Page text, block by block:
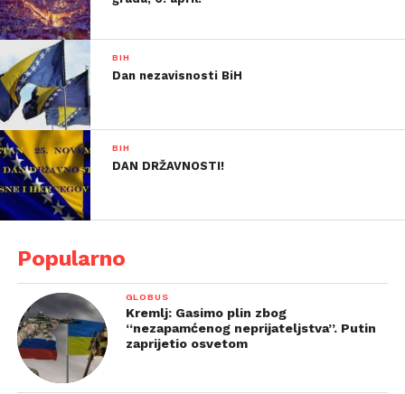
BIH
Dan nezavisnosti BiH
BIH
DAN DRŽAVNOSTI!
Popularno
GLOBUS
Kremlj: Gasimo plin zbog
“nezapamćenog neprijateljstva”. Putin
zaprijetio osvetom